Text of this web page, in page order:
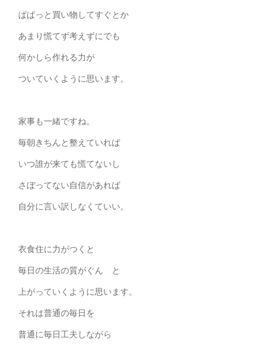
ぱぱっと買い物してすぐとか
あまり慌てず考えずにでも
何かしら作れる力が
ついていくように思います。
家事も一緒ですね。
毎朝きちんと整えていれば
いつ誰が来ても慌てないし
さぼってない自信があれば
自分に言い訳しなくていい。
衣食住に力がつくと
毎日の生活の質がぐん と
上がっていくように思います。
それは普通の毎日を
普通に毎日工夫しながら